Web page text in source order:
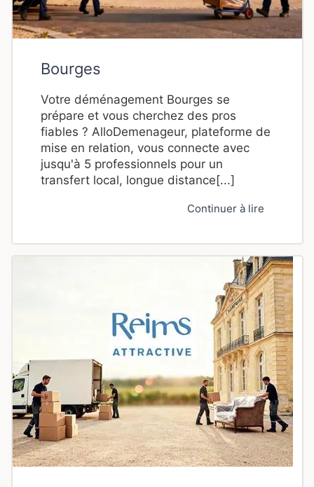
Bourges
Votre déménagement Bourges se
prépare et vous cherchez des pros
fiables ? AlloDemenageur, plateforme de
mise en relation, vous connecte avec
jusqu'à 5 professionnels pour un
transfert local, longue distance[...]
Continuer à lire